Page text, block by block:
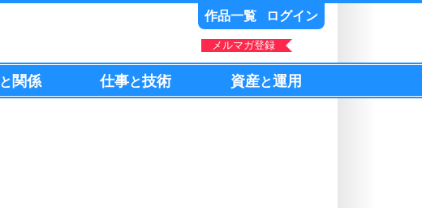
作品一覧 ログイン
メルマガ登録
と 関係 仕事と技術 資産と運用